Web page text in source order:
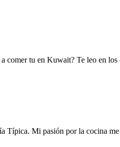
comer tu en Kuwait? Te leo en los
Típica. Mi pasión por la cocina